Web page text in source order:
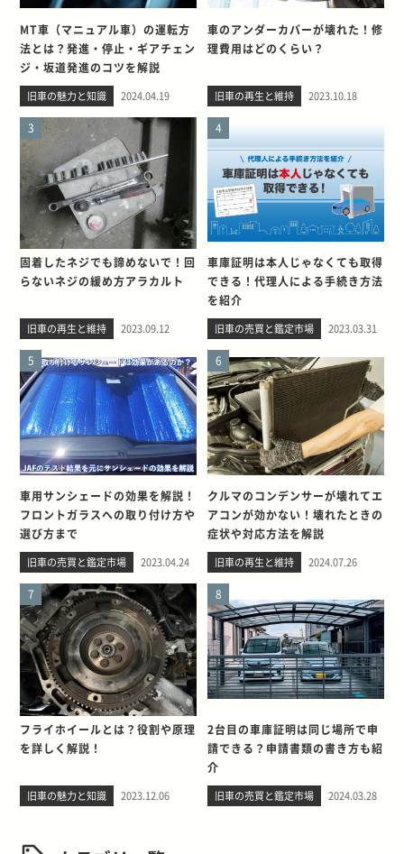
MT車（マニュアル車）の運転方
法とは？発進・停止・ギアチェン
ジ・坂道発進のコツを解説
旧車の魅力と知識 2024.04.19
車のアンダーカバーが壊れた！修
理費用はどのくらい？
旧車の再生と維持 2023.10.18
3
固着したネジでも諦めないで！回
らないネジの緩め方アラカルト
旧車の再生と維持 2023.09.12
4
車庫証明は本人じゃなくても取得
できる！代理人による手続き方法
を紹介
旧車の売買と鑑定市場 2023.03.31
5
車用サンシェードの効果を解説！
フロントガラスへの取り付け方や
選び方まで
旧車の売買と鑑定市場 2023.04.24
6
クルマのコンデンサーが壊れてエ
アコンが効かない！壊れたときの
症状や対応方法を解説
旧車の再生と維持 2024.07.26
7
フライホイールとは？役割や原理
を詳しく解説！
旧車の魅力と知識 2023.12.06
8
2台目の車庫証明は同じ場所で申
請できる？申請書類の書き方も紹
介
旧車の売買と鑑定市場 2024.03.28